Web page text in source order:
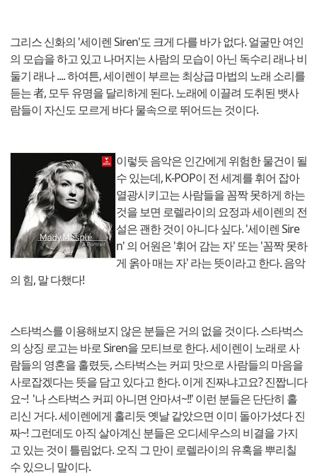
그리스 신화의 '세이렌 Siren'도 크게 다를 바가 없다. 얼굴만 여인
의 모습을 하고 있고 나머지는 사람의 모습이 아닌 독수리 래나 비
둘기 래나 .... 하여튼, 세이렌이 부르는 최상급 마법의 노래 소리를
듣는 者, 모두 유명을 달리하게 된다. 노래에 이끌려 도취된 뱃사
람들이 자신도 모르게 바다 물속으로 뛰어드는 것이다.
이렇듯 음악은 인간에게 위험한 물건이 될
수 있는데, K-POP이 전 세계를 휘어 잡아
열광시키고는 사람들을 꼼짝 못하게 하는
것을 보면 로렐라이의 요정과 세이렌의 전
설은 괜한 것이 아니다 싶다. '세이렌 Sire
n' 의 어원은 '휘어 감는 자' 또는 '꼼짝 못하
게 옭아 매는 자' 라는 뜻이라고 한다. 음악
의 힘, 말 다했다!
스타벅스를 이용해보지 않은 분들은 거의 없을 것이다. 스타벅스
의 상징 로고는 바로 Siren을 모티브로 한다. 세이렌이 노래로 사
람들의 영혼을 홀렸듯, 스타벅스는 커피 맛으로 사람들의 마음을
사로잡겠다는 뜻을 담고 있다고 한다. 이게 진짜냐고요? 진짭니다
요~! '나 스타벅스 커피 아니면 안마셔~!!' 이런 분들은 단단히 홀
리신 거다. 세이렌에게 홀리듯 옛날 같았으면 이미 돌아가셨다 진
짜~! 그런데도 아직 살아계신 분들은 오디세우스의 비결을 가지
고 있는 것이 틀림없다. 오직 그 만이 로렐라이의 유혹을 뿌리칠
수 있으니 말이다.